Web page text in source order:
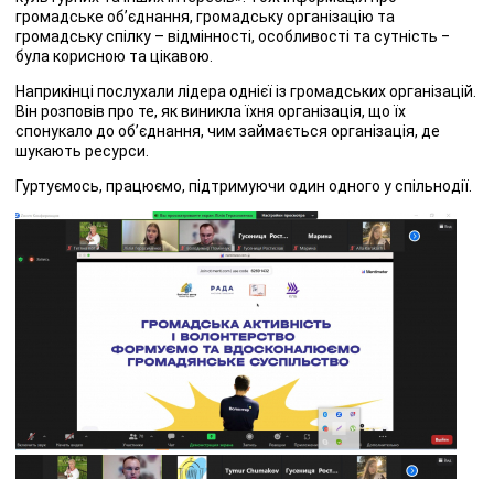
громадське об’єднання, громадську організацію та
громадську спілку – відмінності, особливості та сутність ‒
була корисною та цікавою.
Наприкінці послухали лідера однієї із громадських організацій.
Він розповів про те, як виникла їхня організація, що їх
спонукало до об’єднання, чим займається організація, де
шукають ресурси.
Гуртуємось, працюємо, підтримуючи один одного у спільнодії.